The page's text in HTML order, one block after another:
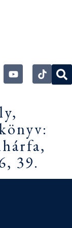
39.